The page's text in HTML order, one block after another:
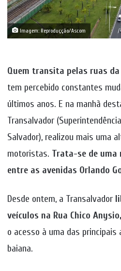
Imagem: Reproduçção/Ascom
Quem transita pelas ruas
tem percebido constantes
últimos anos. E na manhã
Transalvador
Salvador), realizou mais uma
motoristas. Trata-se de uma
entre as avenidas Orlando
Desde ontem, a Transalvador
veículos na Rua Chico
o acesso à uma das principais
baiana.